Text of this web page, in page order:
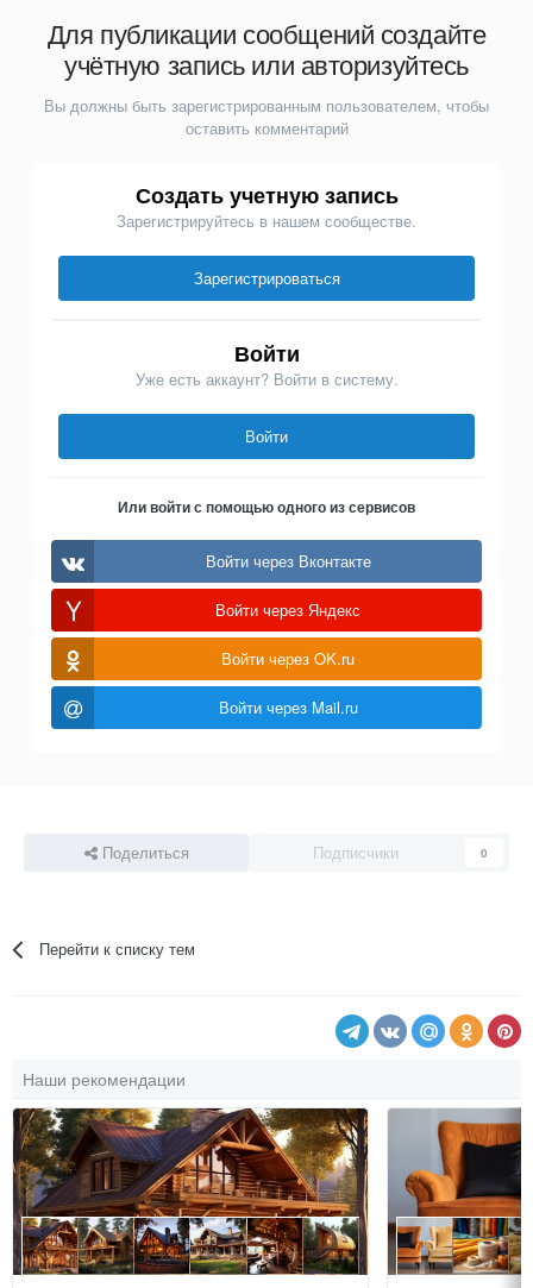
Для публикации сообщений создайте
учётную запись или авторизуйтесь
Вы должны быть зарегистрированным пользователем, чтобы
оставить комментарий
Создать учетную запись
Зарегистрируйтесь в нашем сообществе.
Зарегистрироваться
Войти
Уже есть аккаунт? Войти в систему.
Войти
Или войти с помощью одного из сервисов
Войти через Вконтакте
Войти через Яндекс
Войти через OK.ru
Войти через Mail.ru
Поделиться Подписчики 0
Перейти к списку тем
Наши рекомендации